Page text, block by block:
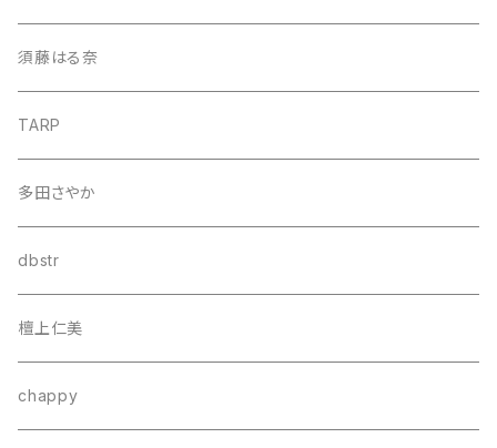
須藤はる奈
TARP
多田さやか
dbstr
檀上仁美
chappy